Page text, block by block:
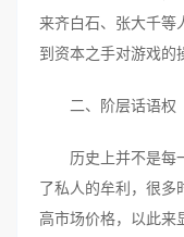
来齐白石、张大千等
到资本之手对游戏的
二、阶层话语权
历史上并不是每一
了私人的牟利，很多
高市场价格，以此来